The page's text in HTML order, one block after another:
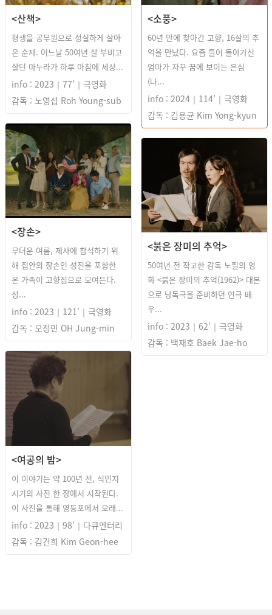
<산책>
평생을 공무원으로 성실하게 살아
온 순재. 어느날 50여년 살 부비고
살던 마누라가 하루 아침에 세상...
info : 2023｜77’｜극영화
감독 : 노영섭 Roh Young-sub
<소풍>
60년 만에 찾아간 고향, 16살의 추
억을 만났다. 요즘 들어 돌아가신
엄마가 자꾸 꿈에 보이는 은심
(나...
info : 2024｜114’｜극영화
감독 : 김용균 Kim Yong-kyun
<장손>
무더운 여름, 제사에 참석하기 위
해 집안의 장손인 성진을 포함한
온 가족이 고향집으로 모여든다.
성...
info : 2023｜121’｜극영화
감독 : 오정민 OH Jung-min
<붉은 장미의 추억>
50여년 전 작고한 감독 노필의 영
화 <붉은 장미의 추억(1962)> 대본
으로 낭독극을 준비하던 연극 배
우...
info : 2023｜62’｜극영화
감독 : 백재호 Baek Jae-ho
<여공의 밤>
이 이야기는 약 100년 전, 식민지
시기의 사진 한 장에서 시작된다.
이 사진을 통해 영등포에서 오래...
info : 2023｜98’｜다큐멘터리
감독 : 김건희 Kim Geon-hee